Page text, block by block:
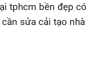
tphcm bền đẹp có
sửa cải tạo nhà